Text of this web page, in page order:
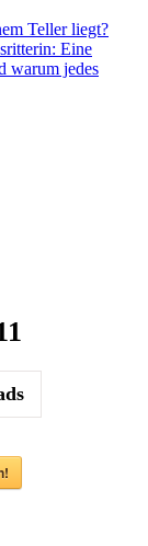
Teller liegt?
Eine
warum jedes